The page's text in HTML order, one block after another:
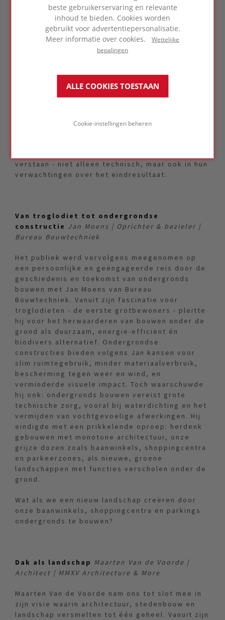
beste gebruikerservaring en relevante
inhoud te bieden. Cookies worden
gebruikt voor advertentiepersonalisatie.
Meer informatie over cookies. Wettelijke
bepalingen
ALLE COOKIES TOESTAAN
Cookie-instellingen beheren
niveaus van waterdichtheid, waarvoor Europese
normering – met vier klassen – een bruikbaar
kader biedt. Raf belichtte ook de beperkingen
van courante bouwoplossingen en pleitte voor
realistische keuzes in functie van het
en dak, het belang van een correcte dakopbouw
vroegtijdige en gestructureerde samenwerking
verstaan - niet alleen technisch, maar ook in hun
verwachtingen over het eindresultaat.
Van troglodiet tot ondergrondse
constructie Jan Moens | Oprichter & bezieler |
Bureau Bouwtechniek
Het publiek werd vervolgens meegenomen op
een persoonlijke en geëngageerde reis door de
geschiedenis en toekomst van ondergronds
bouwen met Jan Moens van Bureau
Bouwtechniek. Vanuit zijn fascinatie voor
troglodieten - de eerste grotbewoners - pleitte
hij voor het herwaarderen van bouwen onder de
grond als duurzaam, energie-efficiënt én
biodivers alternatief. Ondergrondse
constructies bieden volgens Jan kansen voor
slim ruimtegebruik, minder materiaalverbruik,
bescherming tegen weer en wind, en
verminderde visuele impact. Toch waarschuwde
hij ook: ondergronds bouwen vereist grote
technische zorg, vooral bij waterdichting en het
vermijden van vochtgevoelige afwerkingen. Hij
eindigde met een prikkelende oproep: herdenk
gebouwen met monotone architectuur, onze
grijze dozen zoals baanwinkels, shoppingcentra
en parkeerzones, als nieuwe, groene
landschappen met functies verscholen onder de
grond.
Wat als we een nieuw landschap creëren door
onze baanwinkels, shoppingcentra en parkings
ondergronds te bouwen?
Dak als landschap Maarten Van de Voorde |
Architect | MMXV Architecture & More
Maarten Van de Voorde nam ons tot slot mee in
zijn visie waarin architectuur, stedenbouw en
landschap versmelten tot één geheel. Vanuit zijn